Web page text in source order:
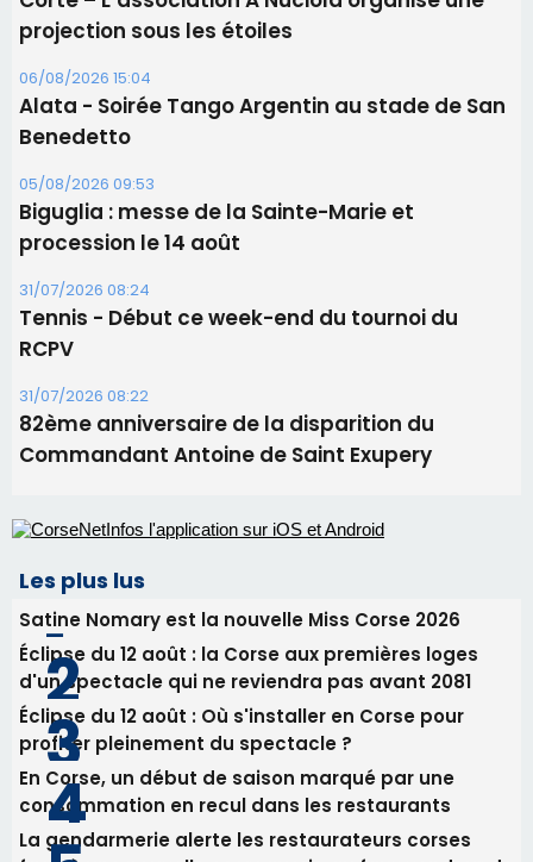
31/07/2026 08:24
Tennis - Début ce week-end du tournoi du
RCPV
31/07/2026 08:22
82ème anniversaire de la disparition du
Commandant Antoine de Saint Exupery
Les plus lus
Satine Nomary est la nouvelle Miss Corse 2026
d'un spectacle qui ne reviendra pas avant 2081
Éclipse du 12 août : Où s'installer en Corse pour
profiter pleinement du spectacle ?
consommation en recul dans les restaurants
face à une nouvelle escroquerie au faux vendeur de
vin
Newsletter
Inscrivez-vous à la newsletter de CNI et recevez par
email les infos les plus importantes et une sélection de
nos meilleurs articles